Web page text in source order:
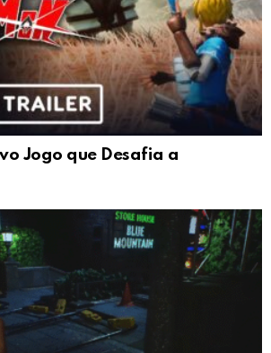
Jogo que Desafia a